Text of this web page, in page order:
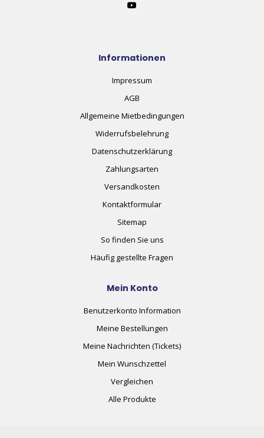
Informationen
Impressum
AGB
Allgemeine Mietbedingungen
Widerrufsbelehrung
Datenschutzerklärung
Zahlungsarten
Versandkosten
Kontaktformular
Sitemap
So finden Sie uns
Häufig gestellte Fragen
Mein Konto
Benutzerkonto Information
Meine Bestellungen
Meine Nachrichten (Tickets)
Mein Wunschzettel
Vergleichen
Alle Produkte